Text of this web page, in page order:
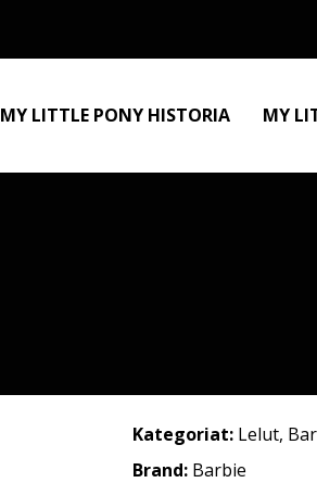
MY LITTLE PONY HISTORIA MY
Kategoriat: Lelut,
Brand: Barbie